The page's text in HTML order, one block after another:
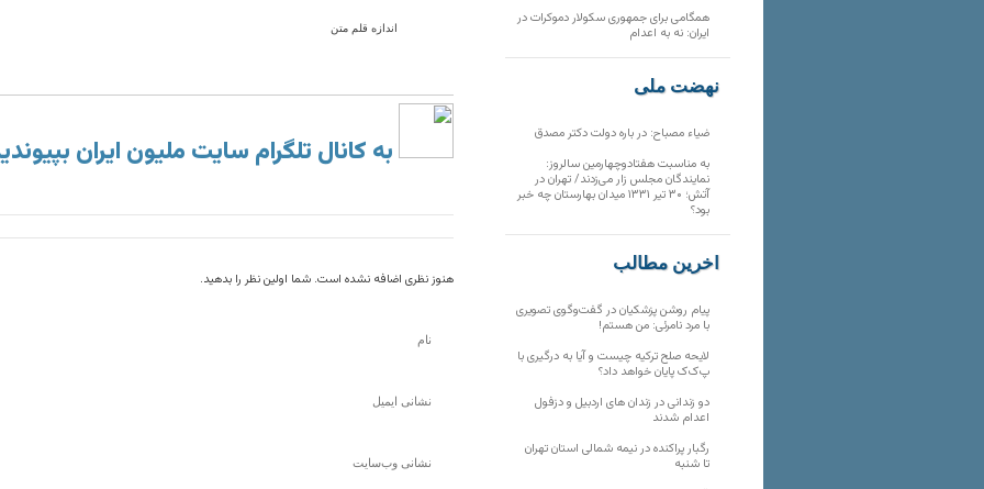
اندازه قلم متن
به کانال تلگرام سایت ملیون ایران
هنوز نظری اضافه نشده است. شما اولین نظر را بدهید.
همگامی برای جمهوری سکولار دموکرات در
ایران: نه به اعدام
نهضت ملی
ضیاء مصباح: در باره دولت دکتر مصدق
به مناسبت هفتادوچهارمین سالروز:
نمایندگان مجلس زار می‌زدند/ تهران در
آتش؛ ۳۰ تیر ۱۳۳۱ میدان بهارستان چه خبر
بود؟
آخرین مطالب
پیام روشن پزشکیان در گفت‌و‌گوی تصویری
با مرد نامرئی: من هستم!
لایحه صلح ترکیه چیست و آیا به درگیری با
پ‌ک‌ک پایان خواهد داد؟
دو زندانی در زندان های اردبیل و دزفول
اعدام شدند
رگبار پراکنده در نیمه شمالی استان تهران
تا شنبه